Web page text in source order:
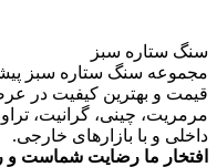
سنگ ستاره سبز
مجموعه سنگ ستاره سبز
قیمت و بهترین کیفیت در
مرمریت، چینی، گرانیت،
داخلی و با بازارهای خارجی.
افتخار ما رضایت شماست